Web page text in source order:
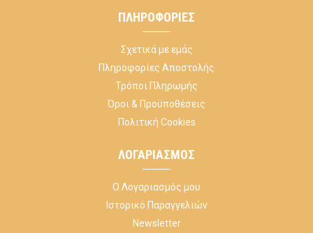
ΠΛΗΡΟΦΟΡΊΕΣ
Σχετικά με εμάς
Πληροφορίες Αποστολής
Τρόποι Πληρωμής
Όροι & Προϋποθέσεις
Πολιτική Cookies
ΛΟΓΑΡΙΑΣΜΌΣ
Ο Λογαριασμός μου
Ιστορικό Παραγγελιών
Newsletter